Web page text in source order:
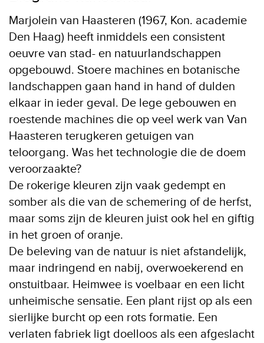
Marjolein van Haasteren (1967, Kon. academie
Den Haag) heeft inmiddels een consistent
oeuvre van stad- en natuurlandschappen
opgebouwd. Stoere machines en botanische
landschappen gaan hand in hand of dulden
elkaar in ieder geval. De lege gebouwen en
roestende machines die op veel werk van Van
Haasteren terugkeren getuigen van
teloorgang. Was het technologie die de doem
veroorzaakte?
De rokerige kleuren zijn vaak gedempt en
somber als die van de schemering of de herfst,
maar soms zijn de kleuren juist ook hel en giftig
in het groen of oranje.
De beleving van de natuur is niet afstandelijk,
maar indringend en nabij, overwoekerend en
onstuitbaar. Heimwee is voelbaar en een licht
unheimische sensatie. Een plant rijst op als een
sierlijke burcht op een rots formatie. Een
verlaten fabriek ligt doelloos als een afgeslacht